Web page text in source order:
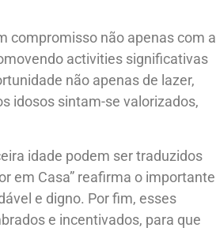
compromisso não apenas com a
activities significativas
não apenas de lazer,
idosos sintam-se valorizados,
idade podem ser traduzidos
em Casa” reafirma o importante
e digno. Por fim, esses
e incentivados, para que